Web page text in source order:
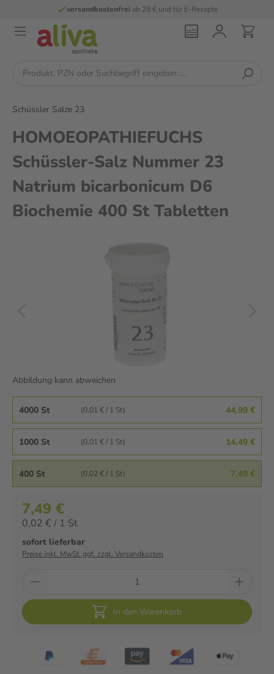
versandkostenfreiab 29 € und für E-Rezepte
Schüssler Salze 23
HOMOEOPATHIEFUCHS
Schüssler-Salz Nummer 23
Natrium bicarbonicum D6
Biochemie 400 St Tabletten
Abbildung kann abweichen
4000 St (0,01 € / 1 St) 44,99 €
1000 St (0,01 € / 1 St) 14,49 €
400 St (0,02 € / 1 St) 7,49 €
7,49 €
0,02 € / 1 St
sofort lieferbar
Preise inkl. MwSt. ggf. zzgl. Versandkosten
In den Warenkorb